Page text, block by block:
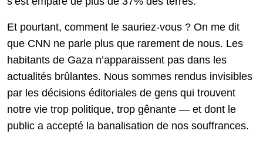
Et pourtant, comment le sauriez-vous ? On me dit
que CNN ne parle plus que rarement de nous. Les
habitants de Gaza n’apparaissent pas dans les
actualités brûlantes. Nous sommes rendus invisibles
par les décisions éditoriales de gens qui trouvent
notre vie trop politique, trop gênante — et dont le
public a accepté la banalisation de nos souffrances.